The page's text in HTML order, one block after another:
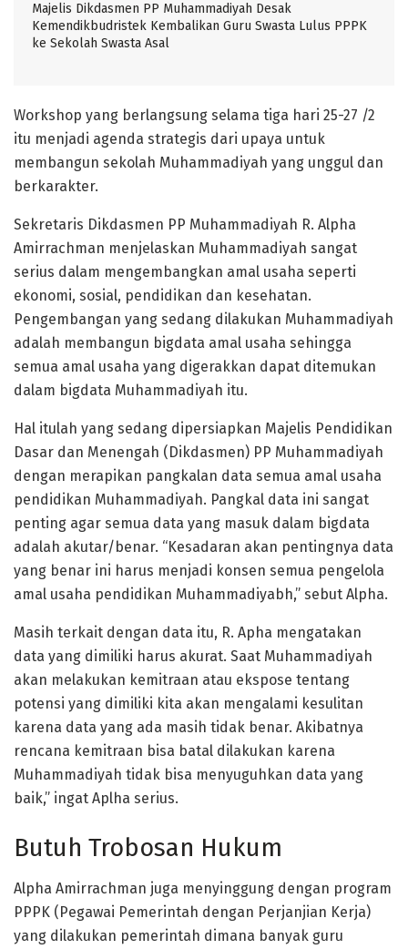
Majelis Dikdasmen PP Muhammadiyah Desak
Kemendikbudristek Kembalikan Guru Swasta Lulus PPPK
ke Sekolah Swasta Asal
Workshop yang berlangsung selama tiga hari 25-27 /2
itu menjadi agenda strategis dari upaya untuk
membangun sekolah Muhammadiyah yang unggul dan
berkarakter.
Sekretaris Dikdasmen PP Muhammadiyah R. Alpha
Amirrachman menjelaskan Muhammadiyah sangat
serius dalam mengembangkan amal usaha seperti
ekonomi, sosial, pendidikan dan kesehatan.
Pengembangan yang sedang dilakukan Muhammadiyah
adalah membangun bigdata amal usaha sehingga
semua amal usaha yang digerakkan dapat ditemukan
dalam bigdata Muhammadiyah itu.
Hal itulah yang sedang dipersiapkan Majelis Pendidikan
Dasar dan Menengah (Dikdasmen) PP Muhammadiyah
dengan merapikan pangkalan data semua amal usaha
pendidikan Muhammadiyah. Pangkal data ini sangat
penting agar semua data yang masuk dalam bigdata
adalah akutar/benar. “Kesadaran akan pentingnya data
yang benar ini harus menjadi konsen semua pengelola
amal usaha pendidikan Muhammadiyabh,” sebut Alpha.
Masih terkait dengan data itu, R. Apha mengatakan
data yang dimiliki harus akurat. Saat Muhammadiyah
akan melakukan kemitraan atau ekspose tentang
potensi yang dimiliki kita akan mengalami kesulitan
karena data yang ada masih tidak benar. Akibatnya
rencana kemitraan bisa batal dilakukan karena
Muhammadiyah tidak bisa menyuguhkan data yang
baik,” ingat Aplha serius.
Butuh Trobosan Hukum
Alpha Amirrachman juga menyinggung dengan program
PPPK (Pegawai Pemerintah dengan Perjanjian Kerja)
yang dilakukan pemerintah dimana banyak guru